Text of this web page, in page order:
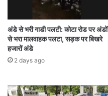
अंडे से भरी गाडी पलटी: कोटा रोड पर अंडों
से भरा मालवाहक पलटा, सड़क पर बिखरे
हजारों अंडे
2 days ago